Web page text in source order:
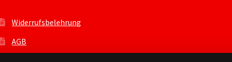
Widerrufsbelehrung
AGB